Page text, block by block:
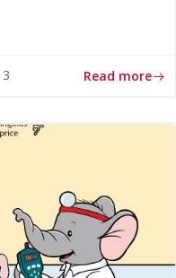
Read more